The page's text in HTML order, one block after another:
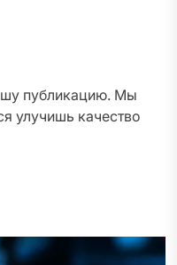
публикацию. Мы
улучишь качество